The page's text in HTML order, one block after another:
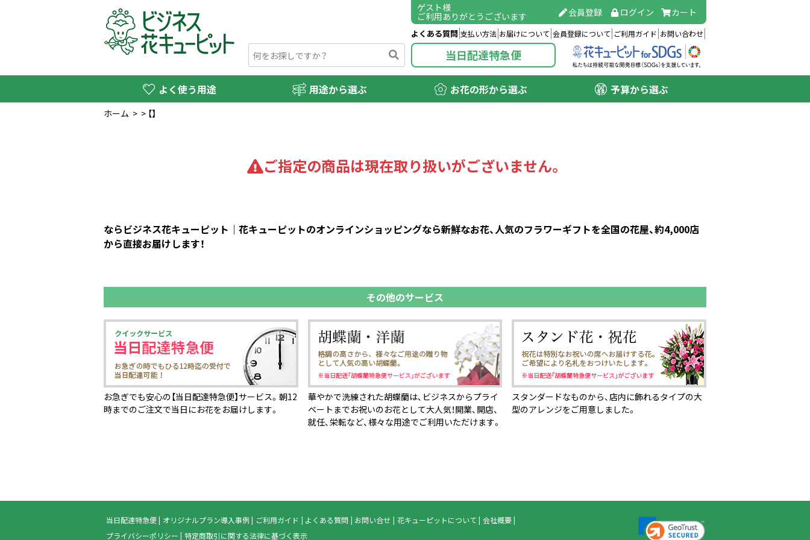
ゲスト様
ご利用ありがとうございます 会員登録 ログイン カート
よくある質問 支払い方法 お届けについて 会員登録について ご利用ガイド お問い合わせ
当日配達特急便
よく使う用途 用途から選ぶ お花の形から選ぶ 予算から選ぶ
ホーム > > 【】
ご指定の商品は現在取り扱いがございません。
ならビジネス花キューピット｜花キューピットのオンラインショッピングなら新鮮なお花、人気のフラワーギフトを全国の花屋、約4,000店
から直接お届けします！
その他のサービス
お急ぎでも安心の【当日配達特急便】サービス。朝12
時までのご注文で当日にお花をお届けします。
華やかで洗練された胡蝶蘭は、ビジネスからプライ
ベートまでお祝いのお花として大人気！開業、開店、
就任、栄転など、様々な用途でご利用いただけます。
スタンダードなものから、店内に飾れるタイプの大
型のアレンジをご用意しました。
当日配達特急便 オリジナルプラン導入事例 ご利用ガイド よくある質問 お問い合せ 花キューピットについて
会社概要
プライバシーポリシー
特定商取引に関する法律に基づく表示